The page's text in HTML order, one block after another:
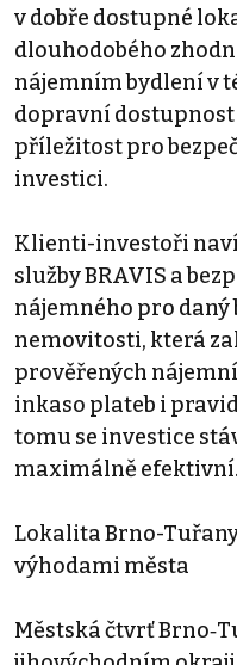
v dobře dostupné
dlouhodobého
nájemním bydlení v
dopravní
příležitost pro
investici.
Klienti-investoři
služby BRAVIS a
nájemného pro
nemovitosti, která
prověřených
inkaso plateb i
tomu se investice
maximálně efektivní.
Lokalita Brno-
výhodami města
Městská čtvrť